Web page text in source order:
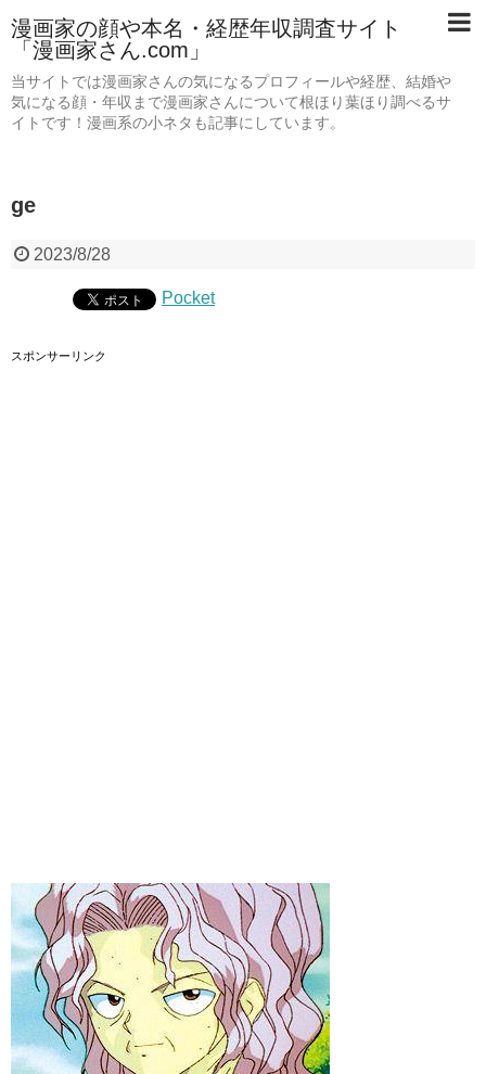
漫画家の顔や本名・経歴年収調査サイト
「漫画家さん.com」
当サイトでは漫画家さんの気になるプロフィールや経歴、結婚や
気になる顔・年収まで漫画家さんについて根ほり葉ほり調べるサ
イトです！漫画系の小ネタも記事にしています。
ge
2023/8/28
Pocket
スポンサーリンク